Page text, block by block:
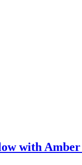
with